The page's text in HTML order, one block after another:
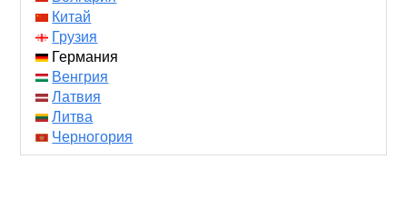
Китай
Грузия
Германия
Венгрия
Латвия
Литва
Черногория